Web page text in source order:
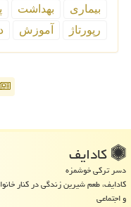
بیماری بهداشت
رپورتاژ
آموزش
كادایف
دسر ترکی خوشمزه
کادایف، طعم شیرین زندگی در کنار
و اجتماعی